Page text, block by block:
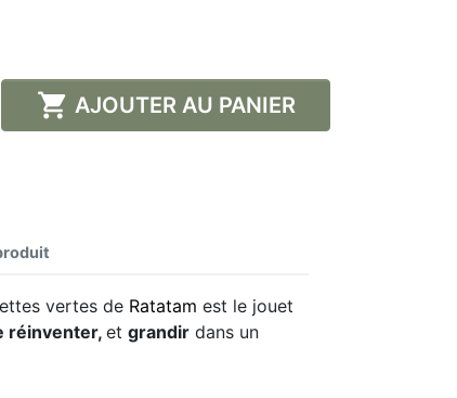
 AJOUTER AU PANIER
vertes de Ratatam est le jouet
réinventer,et grandir dans un